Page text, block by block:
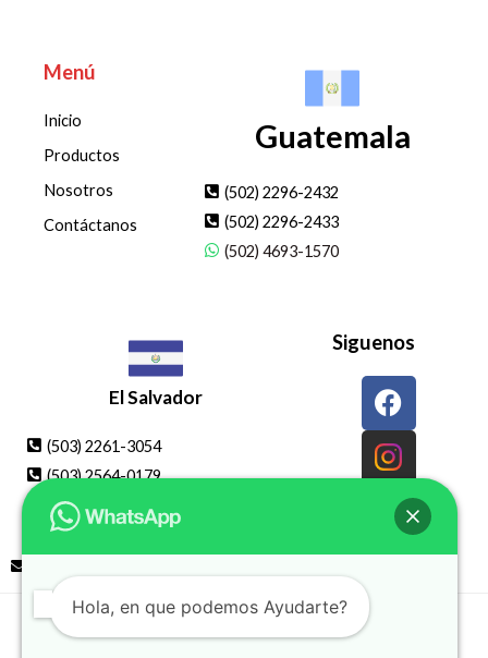
Menú
Inicio
Productos
Nosotros
Contáctanos
Guatemala
(502) 2296-2432
(502) 2296-2433
(502) 4693-1570
El Salvador
(503) 2261-3054
(503) 2564-0179
(503) 7608-8732
Siguenos
F
a
c
e
b
o
o
Hola, en que podemos Ayudarte?